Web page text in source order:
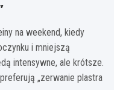
na weekend, kiedy
i mniejszą
intensywne, ale krótsze.
„zerwanie plastra